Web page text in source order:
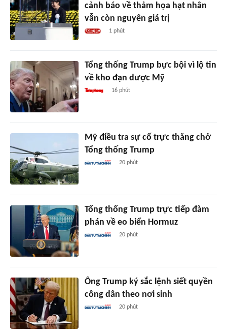
cảnh báo về thảm họa hạt nhân
vẫn còn nguyên giá trị
1 phút
Tổng thống Trump bực bội vì lộ tin
về kho đạn dược Mỹ
16 phút
Mỹ điều tra sự cố trực thăng chở
Tổng thống Trump
20 phút
Tổng thống Trump trực tiếp đàm
phán về eo biển Hormuz
20 phút
Ông Trump ký sắc lệnh siết quyền
công dân theo nơi sinh
20 phút